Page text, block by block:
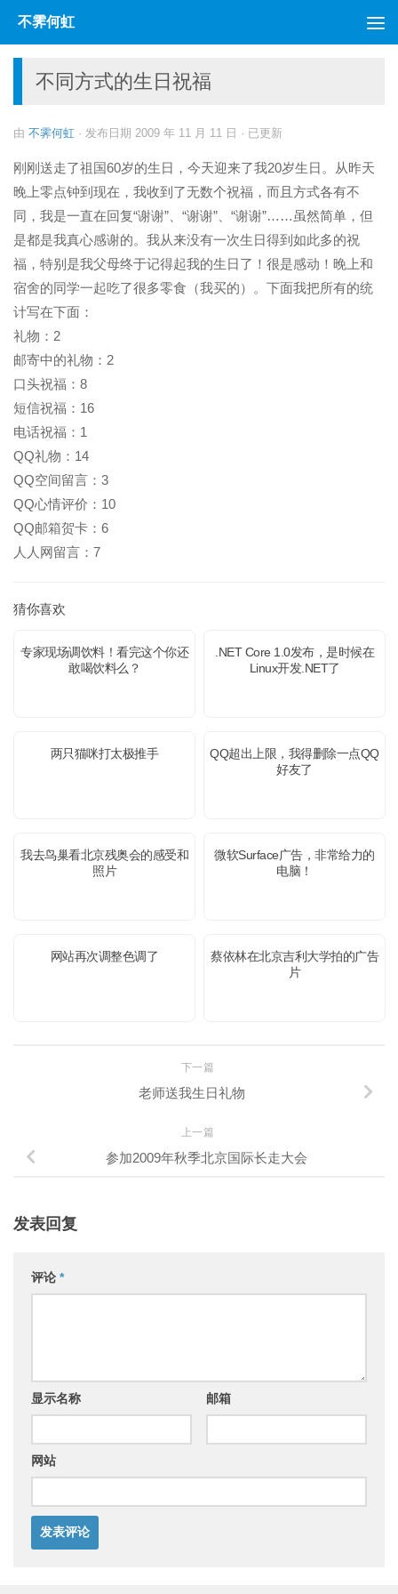
跳至内容
不霁何虹
不同方式的生日祝福
由 不霁何虹 · 发布日期 2009 年 11 月 11 日 · 已更新
刚刚送走了祖国60岁的生日，今天迎来了我20岁生日。从昨天
晚上零点钟到现在，我收到了无数个祝福，而且方式各有不
同，我是一直在回复“谢谢”、“谢谢”、“谢谢”……虽然简单，但
是都是我真心感谢的。我从来没有一次生日得到如此多的祝
福，特别是我父母终于记得起我的生日了！很是感动！晚上和
宿舍的同学一起吃了很多零食（我买的）。下面我把所有的统
计写在下面：
礼物：2
邮寄中的礼物：2
口头祝福：8
短信祝福：16
电话祝福：1
QQ礼物：14
QQ空间留言：3
QQ心情评价：10
QQ邮箱贺卡：6
人人网留言：7
猜你喜欢
专家现场调饮料！看完这个你还
敢喝饮料么？
.NET Core 1.0发布，是时候在
Linux开发.NET了
两只猫咪打太极推手
QQ超出上限，我得删除一点QQ
好友了
我去鸟巢看北京残奥会的感受和
照片
微软Surface广告，非常给力的
电脑！
网站再次调整色调了
蔡依林在北京吉利大学拍的广告
片
下一篇
老师送我生日礼物
上一篇
参加2009年秋季北京国际长走大会
发表回复
评论 *
显示名称 邮箱
网站